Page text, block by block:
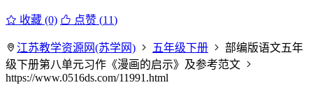
收藏 (0) 点赞 (11)
江苏教学资源网(苏学网) 五年级下册
部编版语文五年
级下册第八单元习作《漫画的启示》及参考范文
https://www.0516ds.com/11991.html